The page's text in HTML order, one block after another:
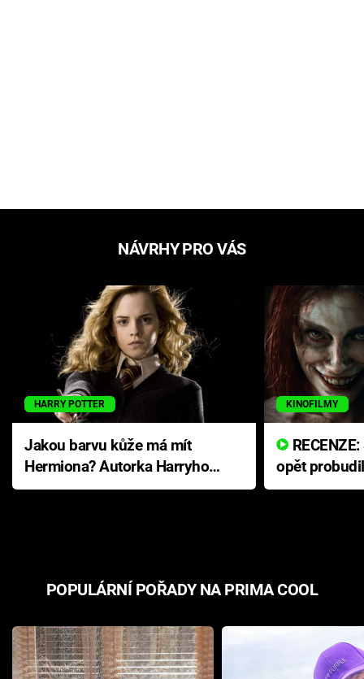
NÁVRHY PRO VÁS
HARRY POTTER
Jakou barvu kůže má mít
Hermiona? Autorka Harryho
Pottera přišla s ráznou
KINOFILMY
opět
přichází s
POPULÁRNÍ POŘADY NA PRIMA COOL